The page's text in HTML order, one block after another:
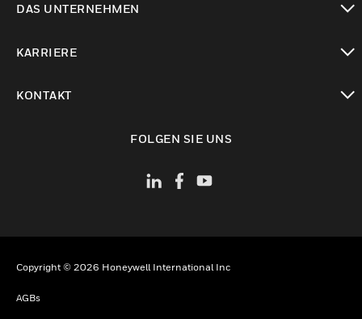
DAS UNTERNEHMEN
KARRIERE
KONTAKT
FOLGEN SIE UNS
Copyright © 2026 Honeywell International Inc
AGBs